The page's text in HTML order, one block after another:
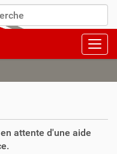
par
avancée…
attente d'une aide